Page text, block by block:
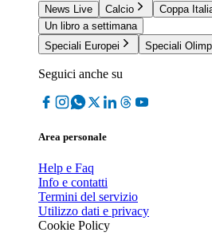
News Live
Calcio Coppa
Un libro a settimana
Speciali Europei
Speciali
Seguici anche su
Area personale
Help e Faq
Info e contatti
Termini del servizio
Utilizzo dati e privacy
Cookie Policy